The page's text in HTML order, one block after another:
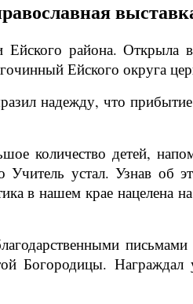
района.
Ейского округа
надежду, что
количество детей,
устал. Узнав об
в нашем крае нацелена
Богородицы.